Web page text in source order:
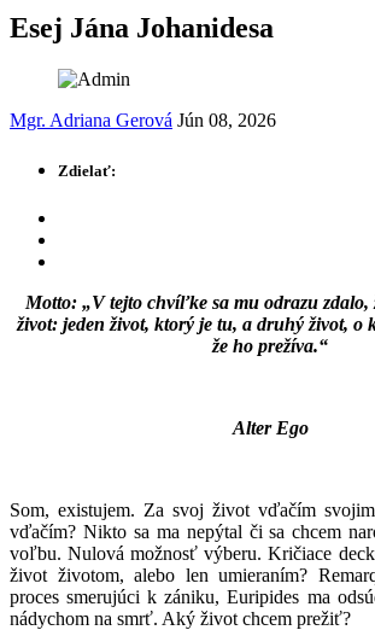
Esej Jána Johanidesa
Mgr. Adriana Gerová Jún 08, 2026
Zdielať:
Motto: „V tejto chvíľke sa mu odrazu zdalo,
život: jeden život, ktorý je tu, a druhý život, o
že ho prežíva.“
Alter Ego
Som, existujem. Za svoj život vďačím
vďačím? Nikto sa ma nepýtal či sa chcem
voľbu. Nulová možnosť výberu. Kričiace
život životom, alebo len umieraním?
proces smerujúci k zániku, Euripides ma
nádychom na smrť. Aký život chcem prežiť?